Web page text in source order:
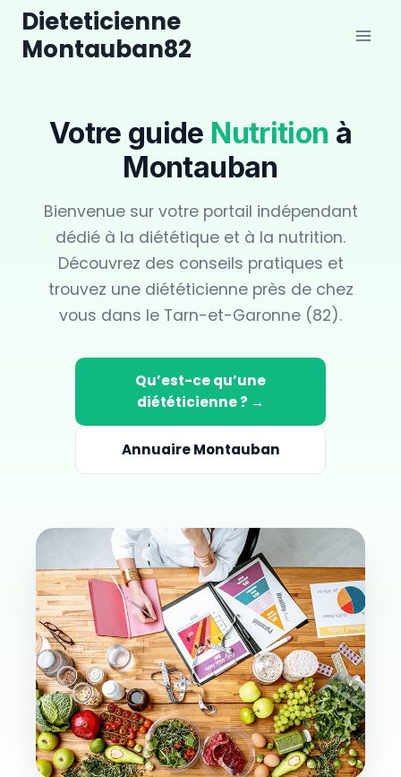
Aller
contenu
Dieteticienne
Montauban82
Votre guide Nutrition à
Montauban
Bienvenue sur votre portail indépendant
dédié à la diététique et à la nutrition.
Découvrez des conseils pratiques et
trouvez une diététicienne près de chez
vous dans le Tarn-et-Garonne (82).
Qu’est-ce qu’une
diététicienne ? →
Annuaire Montauban